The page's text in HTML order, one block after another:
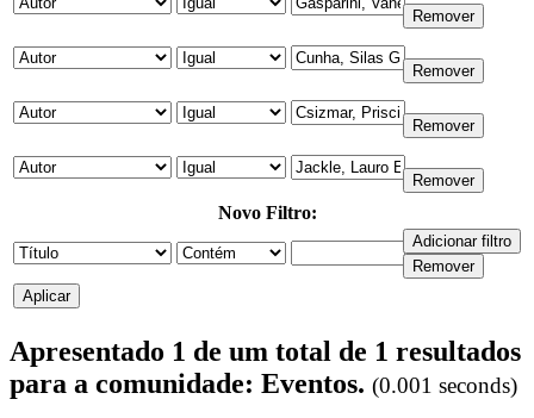
Novo Filtro:
Apresentado 1 de um total de 1 resultados
para a comunidade: Eventos. (0.001 seconds)